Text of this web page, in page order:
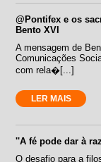
@Pontifex e os
Bento XVI
A mensagem de
Comunicações
com rela�[...]
LER MAIS
''A fé pode dar à
O desafio para a